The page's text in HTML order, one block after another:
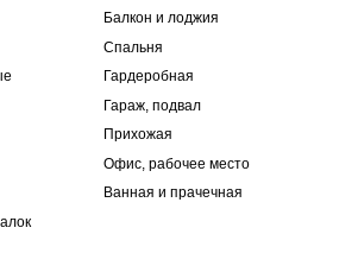
Балкон и лоджия
Спальня
Гардеробная
Гараж, подвал
Прихожая
Офис, рабочее место
Ванная и прачечная